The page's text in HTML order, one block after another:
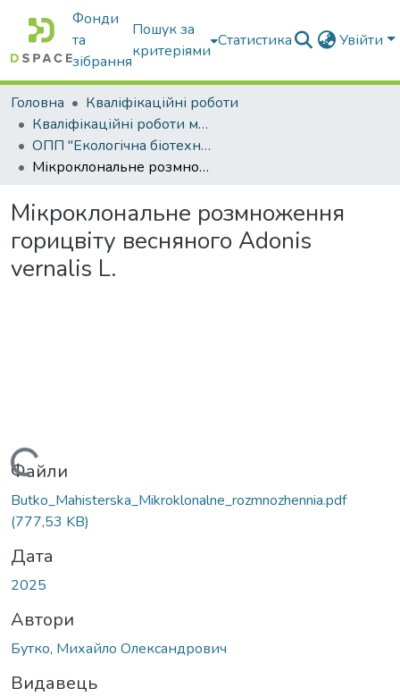
Фонди
та
зібрання
Пошук за
критеріями
Статистика Увійти
Головна
Кваліфікаційні роботи
Кваліфікаційні роботи магістрів
ОПП "Екологічна біотехнологія та біоенергетика"
Мікроклональне розмноження горицвіту весняного Adonis vernalis L.
Мікроклональне розмноження
горицвіту весняного Adonis
vernalis L.
Файли
Butko_Mahisterska_Mikroklonalne_rozmnozhennia.pdf
(777,53 KB)
Дата
2025
Автори
Бутко, Михайло Олександрович
Видавець